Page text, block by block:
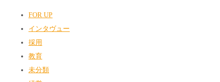
FOR UP
インタヴュー
採用
教育
未分類